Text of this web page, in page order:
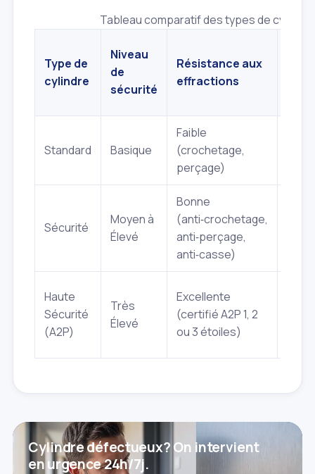
Tableau comparatif des types de
Type de
cylindre
Niveau
de
sécurité
Résistance aux
effractions
Standard Basique
Faible
(crochetage,
perçage)
Sécurité
Moyen à
Élevé
Bonne
(anti‑crochetage,
anti‑perçage,
anti‑casse)
Haute
Sécurité
(A2P)
Très
Élevé
Excellente
(certifié A2P 1, 2
ou 3 étoiles)
Cylindre défectueux? On intervient
en urgence 24h/7j.